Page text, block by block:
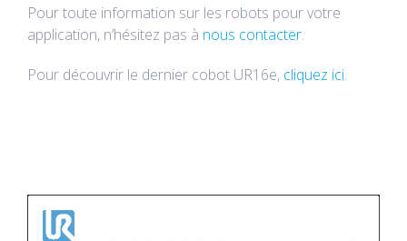
Pour toute information sur les robots pour votre
application, n’hésitez pas à nous contacter.
Pour découvrir le dernier cobot UR16e, cliquez ici.